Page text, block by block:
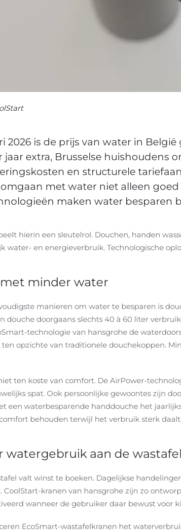
2026 is de prijs van water in
jaar extra, Brusselse huishoudens
en structurele
met water niet alleen
maken water besparen
hierin een sleutelrol. Douchen, handen
water- en energieverbruik. Technologische
minder water
manieren om water te besparen is
douche doorgaans slechts 40 à 60 liter
technologie van hansgrohe de
opzichte van traditionele douchekoppen.
ten koste van comfort. De AirPower-
spat. Ook persoonlijke gewoontes zijn
een waterbesparende handdouche het
behouden terwijl het verbruik sterk
watergebruik aan de wastafel
valt winst te boeken. Dagelijkse
CoolStart-kranen van hansgrohe zijn zo
wanneer de gebruiker daar bewust voor
EcoSmart-wastafelkranen het